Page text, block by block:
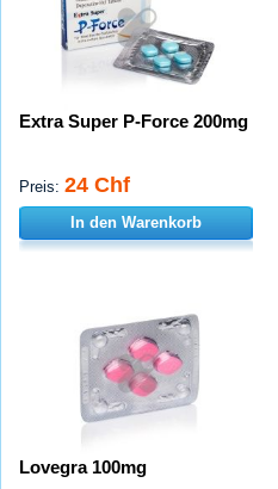
Extra Super P-Force 200mg
Preis: 24 Chf
In den Warenkorb
Lovegra 100mg